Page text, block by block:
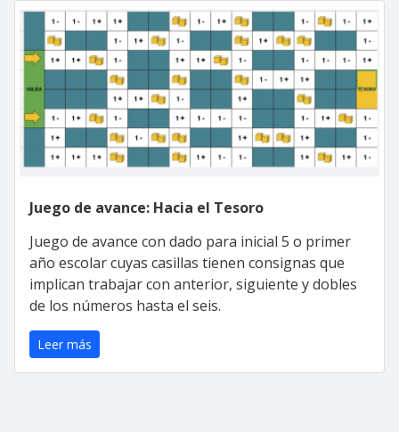
Juego de avance: Hacia el Tesoro
Juego de avance con dado para inicial 5 o primer
año escolar cuyas casillas tienen consignas que
implican trabajar con anterior, siguiente y dobles
de los números hasta el seis.
Leer más